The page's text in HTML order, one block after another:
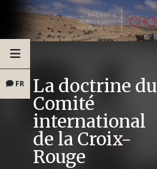
FR La doctrine du
Comité
international
de la Croix-
Rouge